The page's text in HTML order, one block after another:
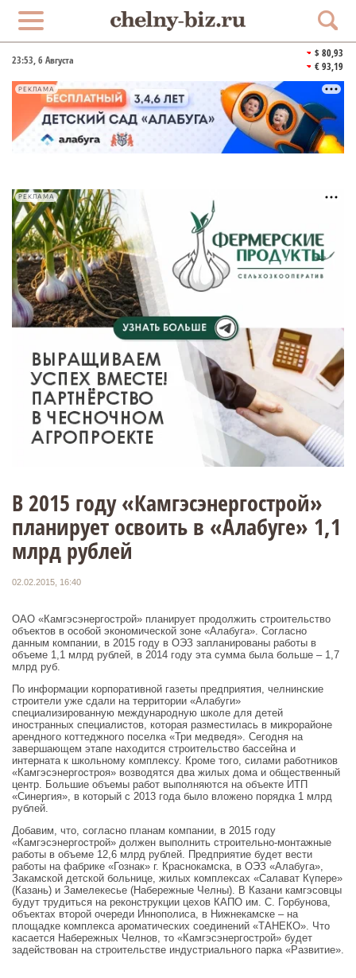
23:53, 6 Августа
$ 80,93
€ 93,19
РЕКЛАМА
РЕКЛАМА
В 2015 году «Камгэсэнергострой»
планирует освоить в «Алабуге» 1,1
млрд рублей
02.02.2015, 16:40
ОАО «Камгэсэнергострой» планирует продолжить строительство
объектов в особой экономической зоне «Алабуга». Согласно
данным компании, в 2015 году в ОЭЗ запланированы работы в
объеме 1,1 млрд рублей, в 2014 году эта сумма была больше – 1,7
млрд руб.
По информации корпоративной газеты предприятия, челнинские
строители уже сдали на территории «Алабуги»
специализированную международную школe для детей
иностранных специалистов, которая разместилась в микрорайоне
арендного коттеджного поселка «Три медведя». Сегодня на
завершающем этапе находится строительство бассейна и
интерната к школьному комплексу. Кроме того, силами работников
«Камгэсэнергостроя» возводятся два жилых дома и общественный
центр. Большие объемы работ выполняются на объекте ИТП
«Синергия», в который с 2013 года было вложено порядка 1 млрд
рублей.
Добавим, что, согласно планам компании, в 2015 году
«Камгэсэнергострой» должен выполнить строительно-монтажные
работы в объеме 12,6 млрд рублей. Предприятие будет вести
работы на фабрике «Гознак» г. Краснокамска, в ОЭЗ «Алабуга»,
Закамской детской больнице, жилых комплексах «Салават Күпере»
(Казань) и Замелекесье (Набережные Челны). В Казани камгэсовцы
будут трудиться на реконструкции цехов КАПО им. С. Горбунова,
объектах второй очереди Иннополиса, в Нижнекамске – на
площадке комплекса ароматических соединений «ТАНЕКО». Что
касается Набережных Челнов, то «Камгэсэнергострой» будет
задействован на строительстве индустриального парка «Развитие».